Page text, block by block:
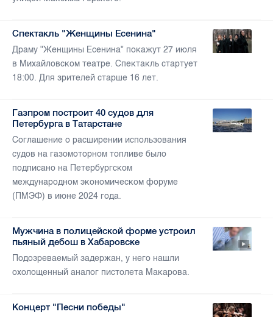
Спектакль "Женщины Есенина"
Драму "Женщины Есенина" покажут 27 июля
в Михайловском театре. Спектакль стартует
18:00. Для зрителей старше 16 лет.
Газпром построит 40 судов для
Петербурга в Татарстане
Соглашение о расширении использования
судов на газомоторном топливе было
подписано на Петербургском
международном экономическом форуме
(ПМЭФ) в июне 2024 года.
Мужчина в полицейской форме устроил
пьяный дебош в Хабаровске
Подозреваемый задержан, у него нашли
охолощенный аналог пистолета Макарова.
Концерт "Песни победы"